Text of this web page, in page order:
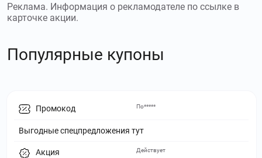
Реклама. Информация о рекламодателе по ссылке в
карточке акции.
Популярные купоны
Промокод
Выгодные спецпредложения тут
По*****
Акция Действует